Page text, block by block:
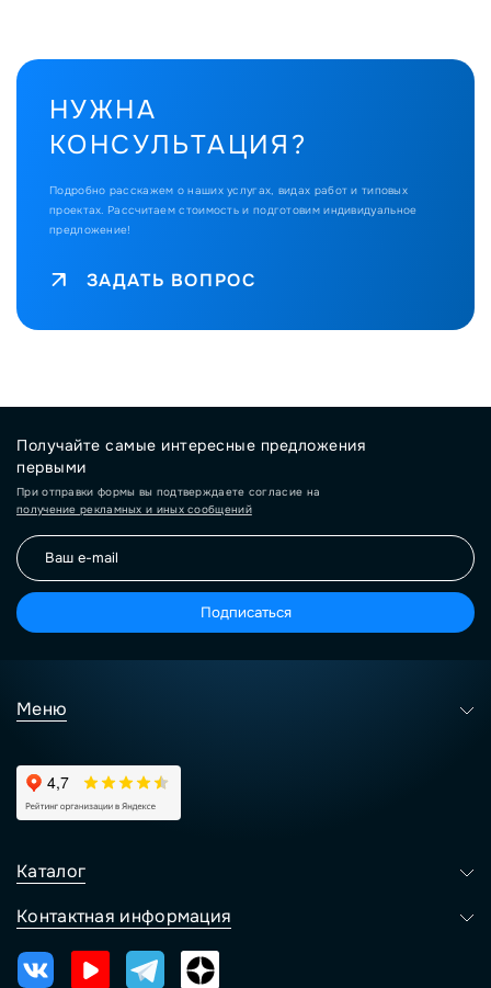
НУЖНА
КОНСУЛЬТАЦИЯ?
Подробно расскажем о наших услугах, видах работ и типовых
проектах. Рассчитаем стоимость и подготовим индивидуальное
предложение!
ЗАДАТЬ ВОПРОС
Получайте самые интересные предложения
первыми
При отправки формы вы подтверждаете согласие на
получение рекламных и иных сообщений
Подписаться
Меню
Каталог
Контактная информация